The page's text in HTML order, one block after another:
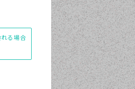
れる場合